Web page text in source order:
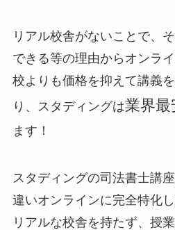
リアル校舎がないことで、
できる等の理由からオンラ
校よりも価格を抑えて講義
り、スタディングは業界最
ます！
スタディングの司法書士講
違いオンラインに完全特化し
リアルな校舎を持たず、授